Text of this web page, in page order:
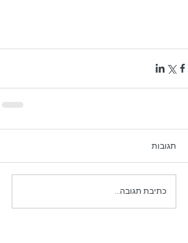
תגובות
כתיבת תגובה...